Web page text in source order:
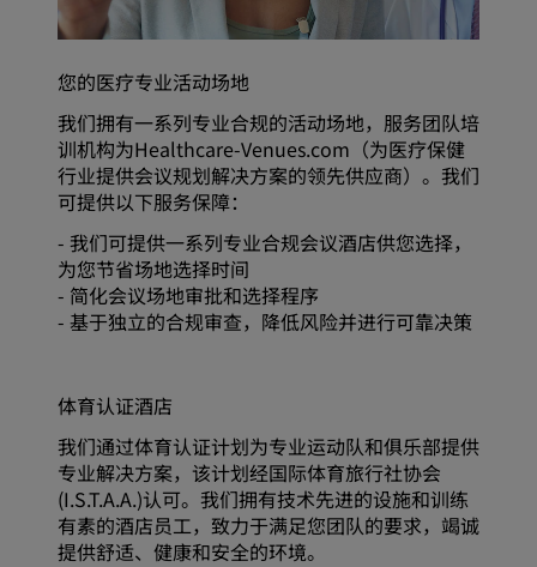
您的医疗专业活动场地
我们拥有一系列专业合规的活动场地，服务团队培
训机构为Healthcare-Venues.com（为医疗保健
行业提供会议规划解决方案的领先供应商）。我们
可提供以下服务保障：
- 我们可提供一系列专业合规会议酒店供您选择，
为您节省场地选择时间
- 简化会议场地审批和选择程序
- 基于独立的合规审查，降低风险并进行可靠决策
体育认证酒店
我们通过体育认证计划为专业运动队和俱乐部提供
专业解决方案，该计划经国际体育旅行社协会
(I.S.T.A.A.)认可。我们拥有技术先进的设施和训练
有素的酒店员工，致力于满足您团队的要求，竭诚
提供舒适、健康和安全的环境。